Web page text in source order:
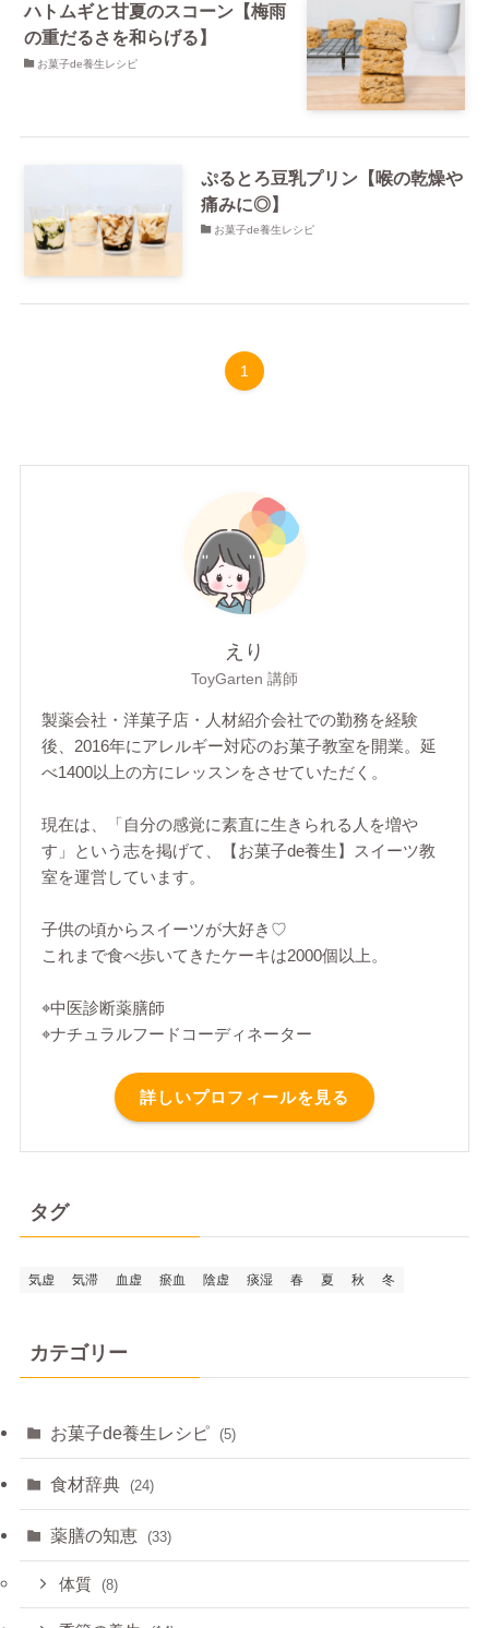
ハトムギと甘夏のスコーン【梅雨
の重だるさを和らげる】
お菓子de養生レシピ
ぷるとろ豆乳プリン【喉の乾燥や
痛みに◎】
お菓子de養生レシピ
1
えり
ToyGarten 講師
製薬会社・洋菓子店・人材紹介会社での勤務を経験
後、2016年にアレルギー対応のお菓子教室を開業。延
べ1400以上の方にレッスンをさせていただく。
現在は、「自分の感覚に素直に生きられる人を増や
す」という志を掲げて、【お菓子de養生】スイーツ教
室を運営しています。
子供の頃からスイーツが大好き♡
これまで食べ歩いてきたケーキは2000個以上。
⌖中医診断薬膳師
⌖ナチュラルフードコーディネーター
詳しいプロフィールを見る
タグ
気虚 気滞 血虚 瘀血 陰虚 痰湿 春 夏 秋 冬
カテゴリー
お菓子de養生レシピ (5)
食材辞典 (24)
薬膳の知恵 (33)
体質 (8)